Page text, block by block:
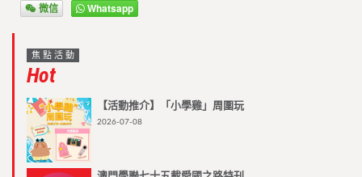
微信 Whatsapp
焦點活動
Hot
【活動推介】「小學雞」周圍玩
2026-07-08